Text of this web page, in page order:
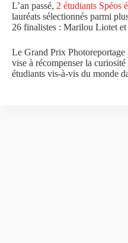
L’an passé, 2 étudiants Spéos
lauréats sélectionnés parmi
26 finalistes : Marilou Liotet
Le Grand Prix
vise à récompenser la
étudiants vis-à-vis du monde